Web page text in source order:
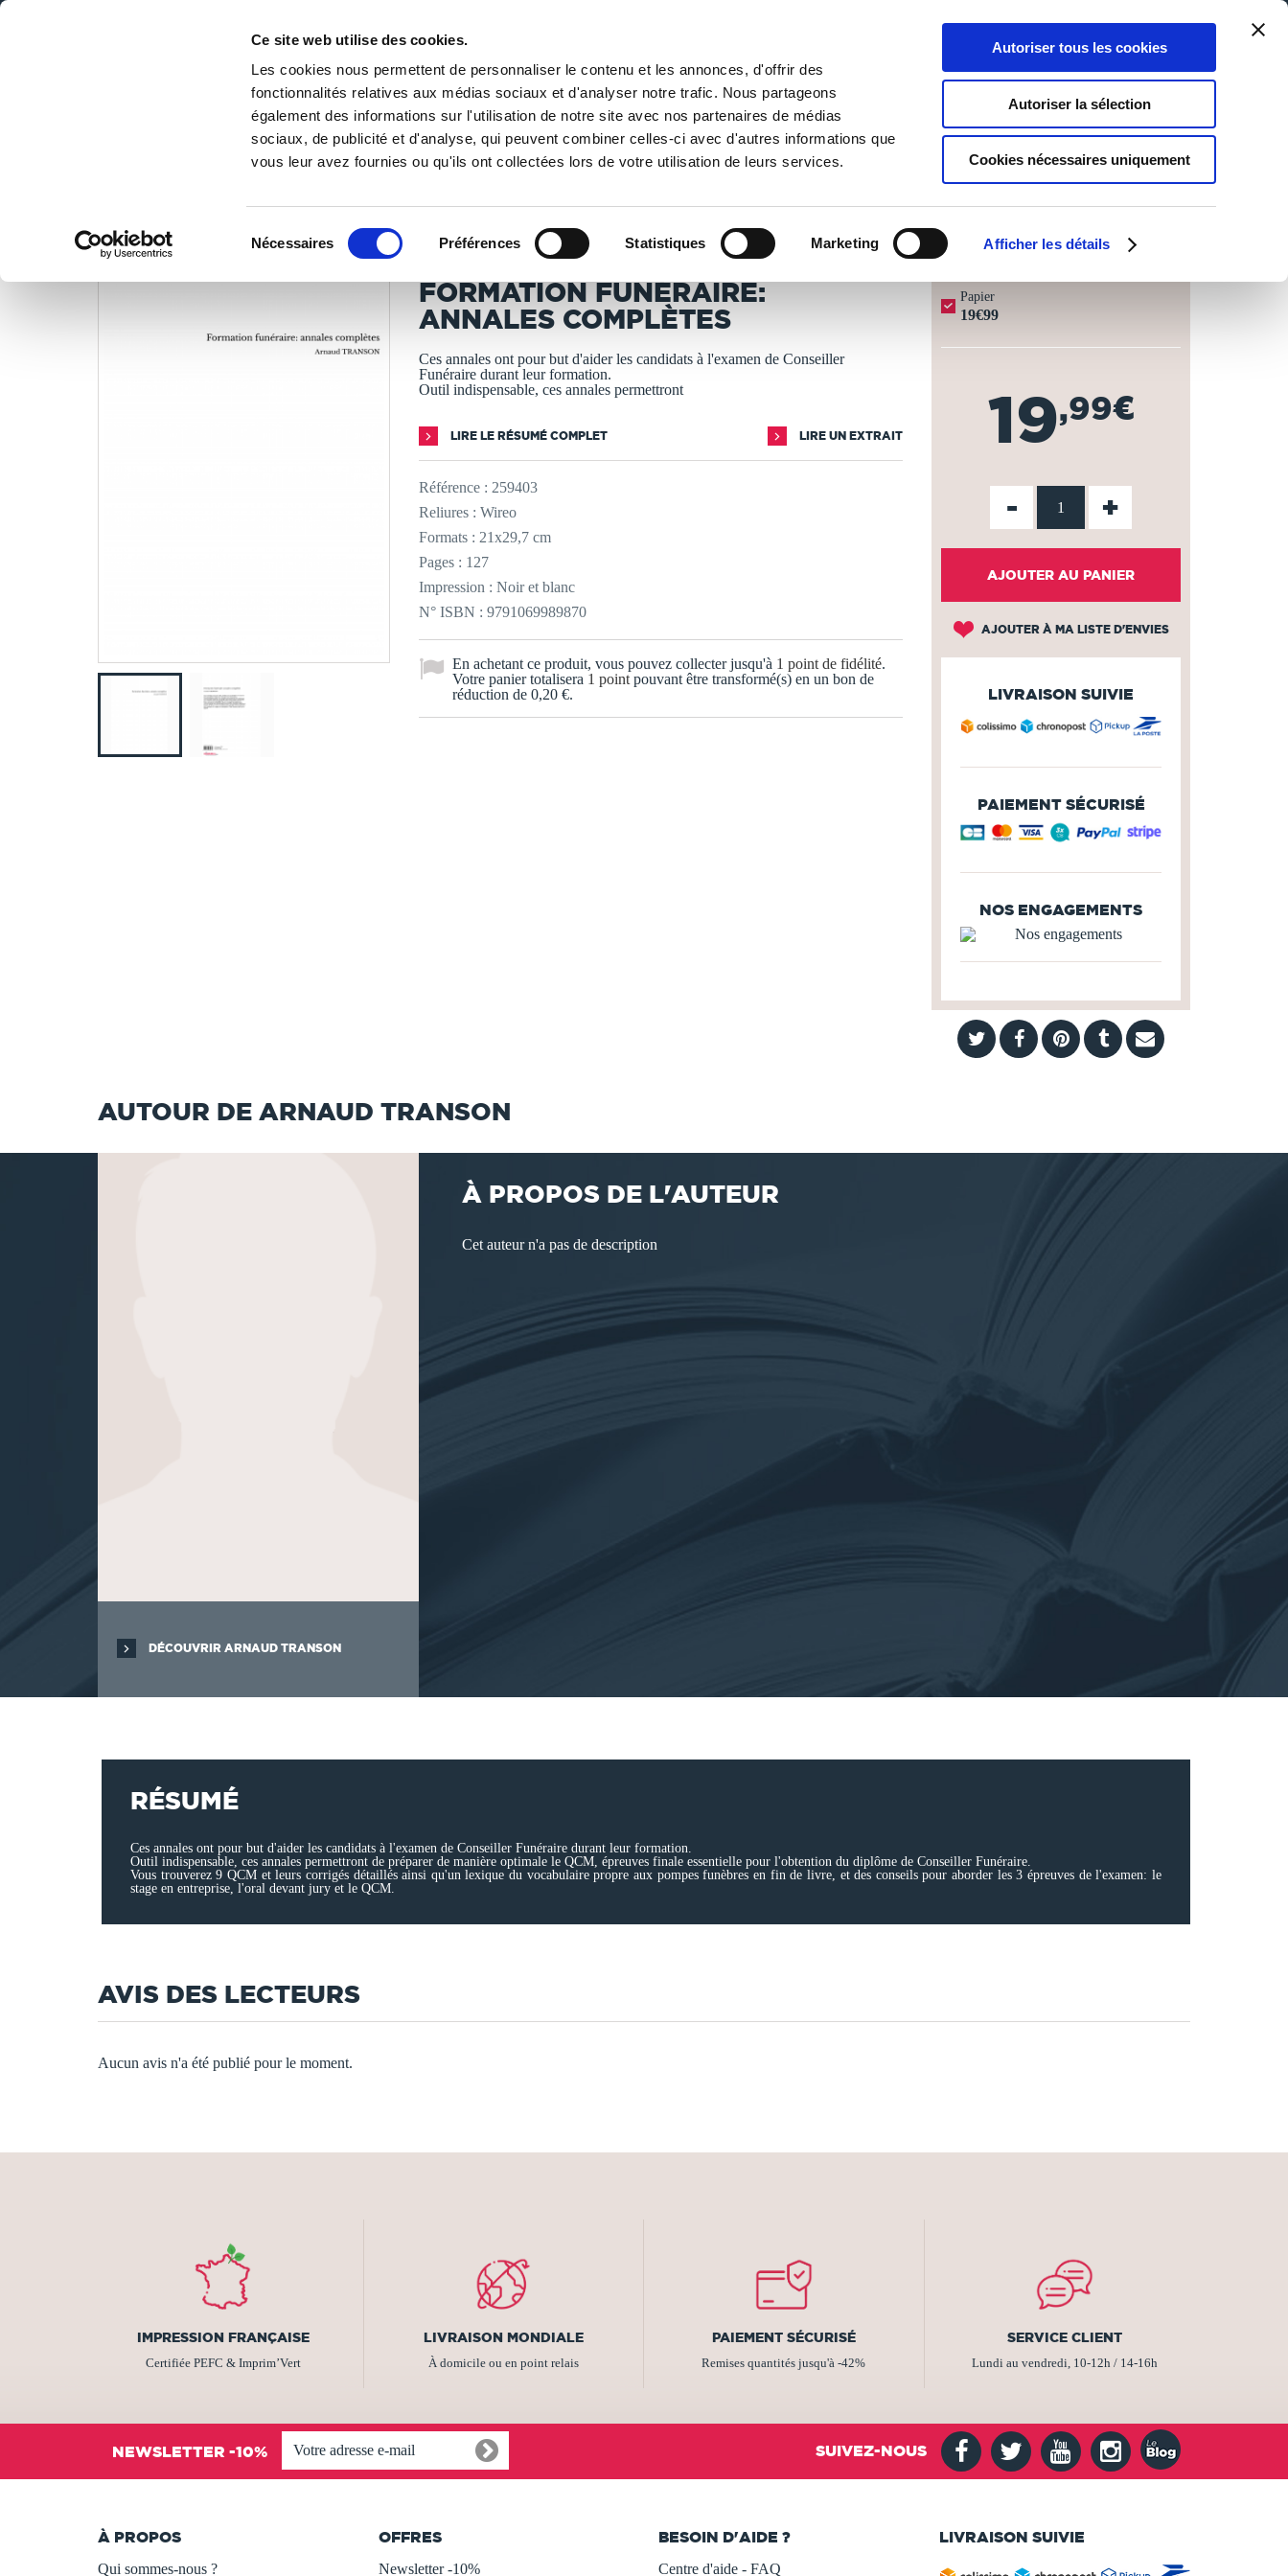
Ce site web utilise des cookies.
Les cookies nous permettent de personnaliser le contenu et les annonces, d'offrir des
fonctionnalités relatives aux médias sociaux et d'analyser notre trafic. Nous partageons
également des informations sur l'utilisation de notre site avec nos partenaires de médias
sociaux, de publicité et d'analyse, qui peuvent combiner celles-ci avec d'autres informations que
vous leur avez fournies ou qu'ils ont collectées lors de votre utilisation de leurs services.
Nécessaires Préférences Statistiques Marketing Afficher les détails
Autoriser tous les cookies
Autoriser la sélection
Cookies nécessaires uniquement
DE LA PAGE BLANCHE... AU BEST SELLER
0
Panier
0
Ma liste
Connexion
PUBLIER UN LIVRE LIBRAIRIE
/ Scolaire Etudes supérieures / Formation funéraire: annales complètes
LES LIVRES SONT IMPRIMÉS À LA DEMANDE - DÉLAI ACTUEL : 3 À 5 JOURS OUVRÉS ⏱️
Arnaud TRANSON
FORMATION FUNÉRAIRE:
ANNALES COMPLÈTES
Ces annales ont pour but d'aider les candidats à l'examen de Conseiller
Funéraire durant leur formation.
Outil indispensable, ces annales permettront
LIRE LE RÉSUMÉ COMPLET LIRE UN EXTRAIT
Référence : 259403
Reliures : Wireo
Formats : 21x29,7 cm
Pages : 127
Impression : Noir et blanc
N° ISBN : 9791069989870
En achetant ce produit, vous pouvez collecter jusqu'à 1 point de fidélité.
Votre panier totalisera 1 point pouvant être transformé(s) en un bon de
réduction de 0,20 €.
Papier
19€99
19,99€
- +
AJOUTER AU PANIER
AJOUTER À MA LISTE D'ENVIES
LIVRAISON SUIVIE
PAIEMENT SÉCURISÉ
NOS ENGAGEMENTS
AUTOUR DE ARNAUD TRANSON
DÉCOUVRIR ARNAUD TRANSON
À PROPOS DE L'AUTEUR
Cet auteur n'a pas de description
RÉSUMÉ
Ces annales ont pour but d'aider les candidats à l'examen de Conseiller Funéraire durant leur formation.
Outil indispensable, ces annales permettront de préparer de manière optimale le QCM, épreuves finale essentielle pour l'obtention du diplôme de Conseiller Funéraire.
Vous trouverez 9 QCM et leurs corrigés détaillés ainsi qu'un lexique du vocabulaire propre aux pompes funèbres en fin de livre, et des conseils pour aborder les 3 épreuves de l'examen: le
stage en entreprise, l'oral devant jury et le QCM.
AVIS DES LECTEURS
Aucun avis n'a été publié pour le moment.
IMPRESSION FRANÇAISE
Certifiée PEFC & Imprim’Vert
LIVRAISON MONDIALE
À domicile ou en point relais
PAIEMENT SÉCURISÉ
Remises quantités jusqu'à -42%
SERVICE CLIENT
Lundi au vendredi, 10-12h / 14-16h
NEWSLETTER -10% SUIVEZ-NOUS
À PROPOS
Qui sommes-nous ?
OFFRES
Newsletter -10%
BESOIN D'AIDE ?
Centre d'aide - FAQ
LIVRAISON SUIVIE